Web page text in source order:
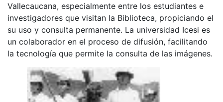
Vallecaucana, especialmente entre los estudiantes e
investigadores que visitan la Biblioteca, propiciando el
su uso y consulta permanente. La universidad Icesi es
un colaborador en el proceso de difusión, facilitando
la tecnología que permite la consulta de las imágenes.